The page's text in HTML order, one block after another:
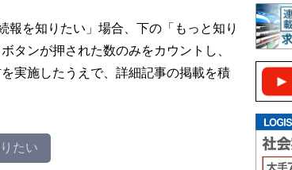
を知りたい」場合、下の「もっと知り
タンが押された数のみをカウントし、
実施したうえで、詳細記事の掲載を積
たい